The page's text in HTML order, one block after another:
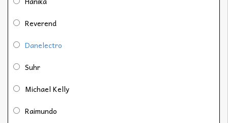
Reverend
Danelectro
Suhr
Michael Kelly
Raimundo